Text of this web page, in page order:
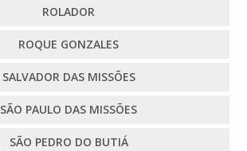
ROLADOR
ROQUE GONZALES
SALVADOR DAS MISSÕES
SÃO PAULO DAS MISSÕES
SÃO PEDRO DO BUTIÁ